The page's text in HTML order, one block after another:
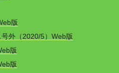
版
外（2020/5）Web版
版
版